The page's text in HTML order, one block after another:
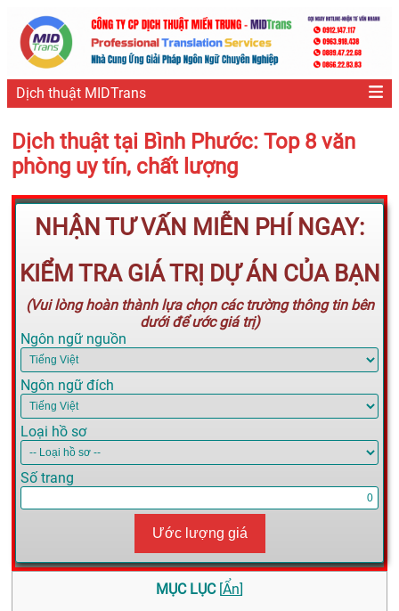
Dịch thuật MIDTrans
Dịch thuật tại Bình Phước: Top 8 văn
phòng uy tín, chất lượng
NHẬN TƯ VẤN MIỄN PHÍ NGAY:
KIỂM TRA GIÁ TRỊ DỰ ÁN CỦA BẠN
(Vui lòng hoàn thành lựa chọn các trường thông tin bên
dưới để ước giá trị)
Ngôn ngữ nguồn
Ngôn ngữ đích
Loại hồ sơ
Số trang
Ước lượng giá
MỤC LỤC [Ẩn]